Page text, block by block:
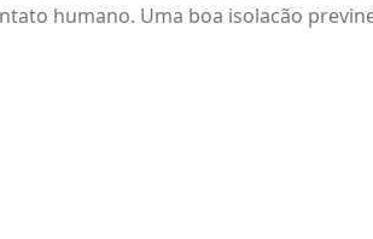
humano. Uma boa isolacão